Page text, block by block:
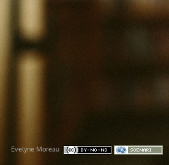
Evelyne Moreau